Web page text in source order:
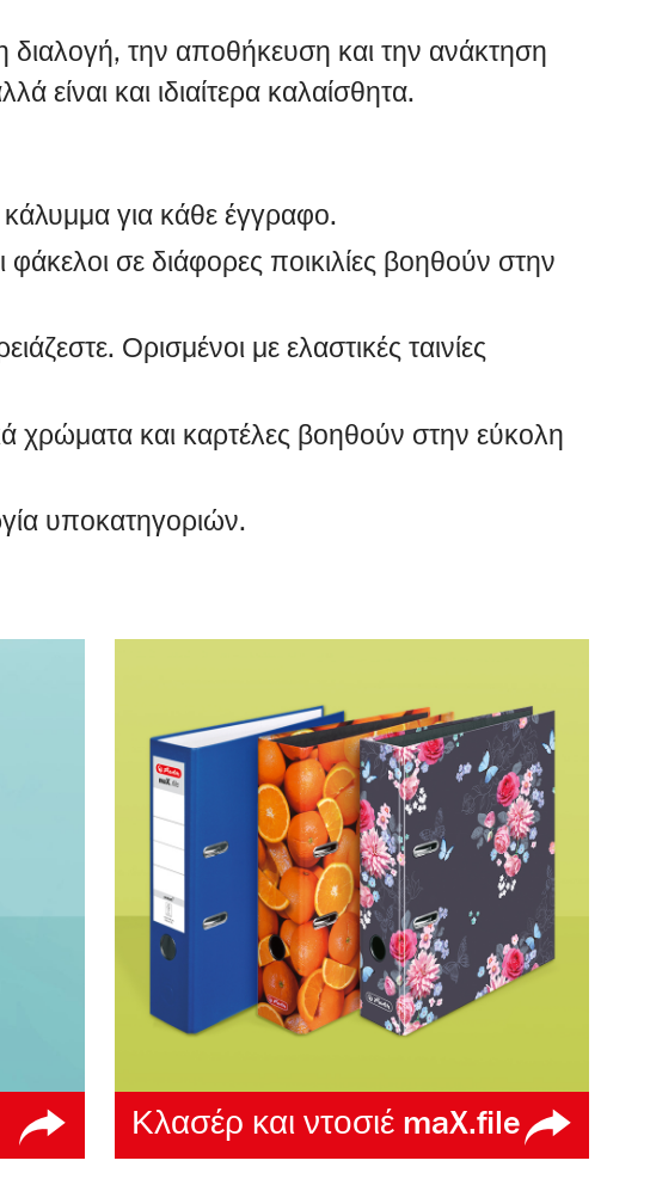
την αποθήκευση και την ανάκτηση
και ιδιαίτερα καλαίσθητα.
για κάθε έγγραφο.
σε διάφορες ποικιλίες βοηθούν στην
Ορισμένοι με ελαστικές ταινίες
χρώματα και καρτέλες βοηθούν στην εύκολη
υποκατηγοριών.
Κλασέρ και ντοσιέ maX.file